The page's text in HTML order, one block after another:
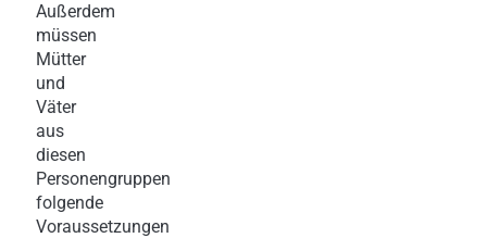
Außerdem
müssen
Mütter
und
Väter
aus
diesen
Personengruppen
folgende
Voraussetzungen